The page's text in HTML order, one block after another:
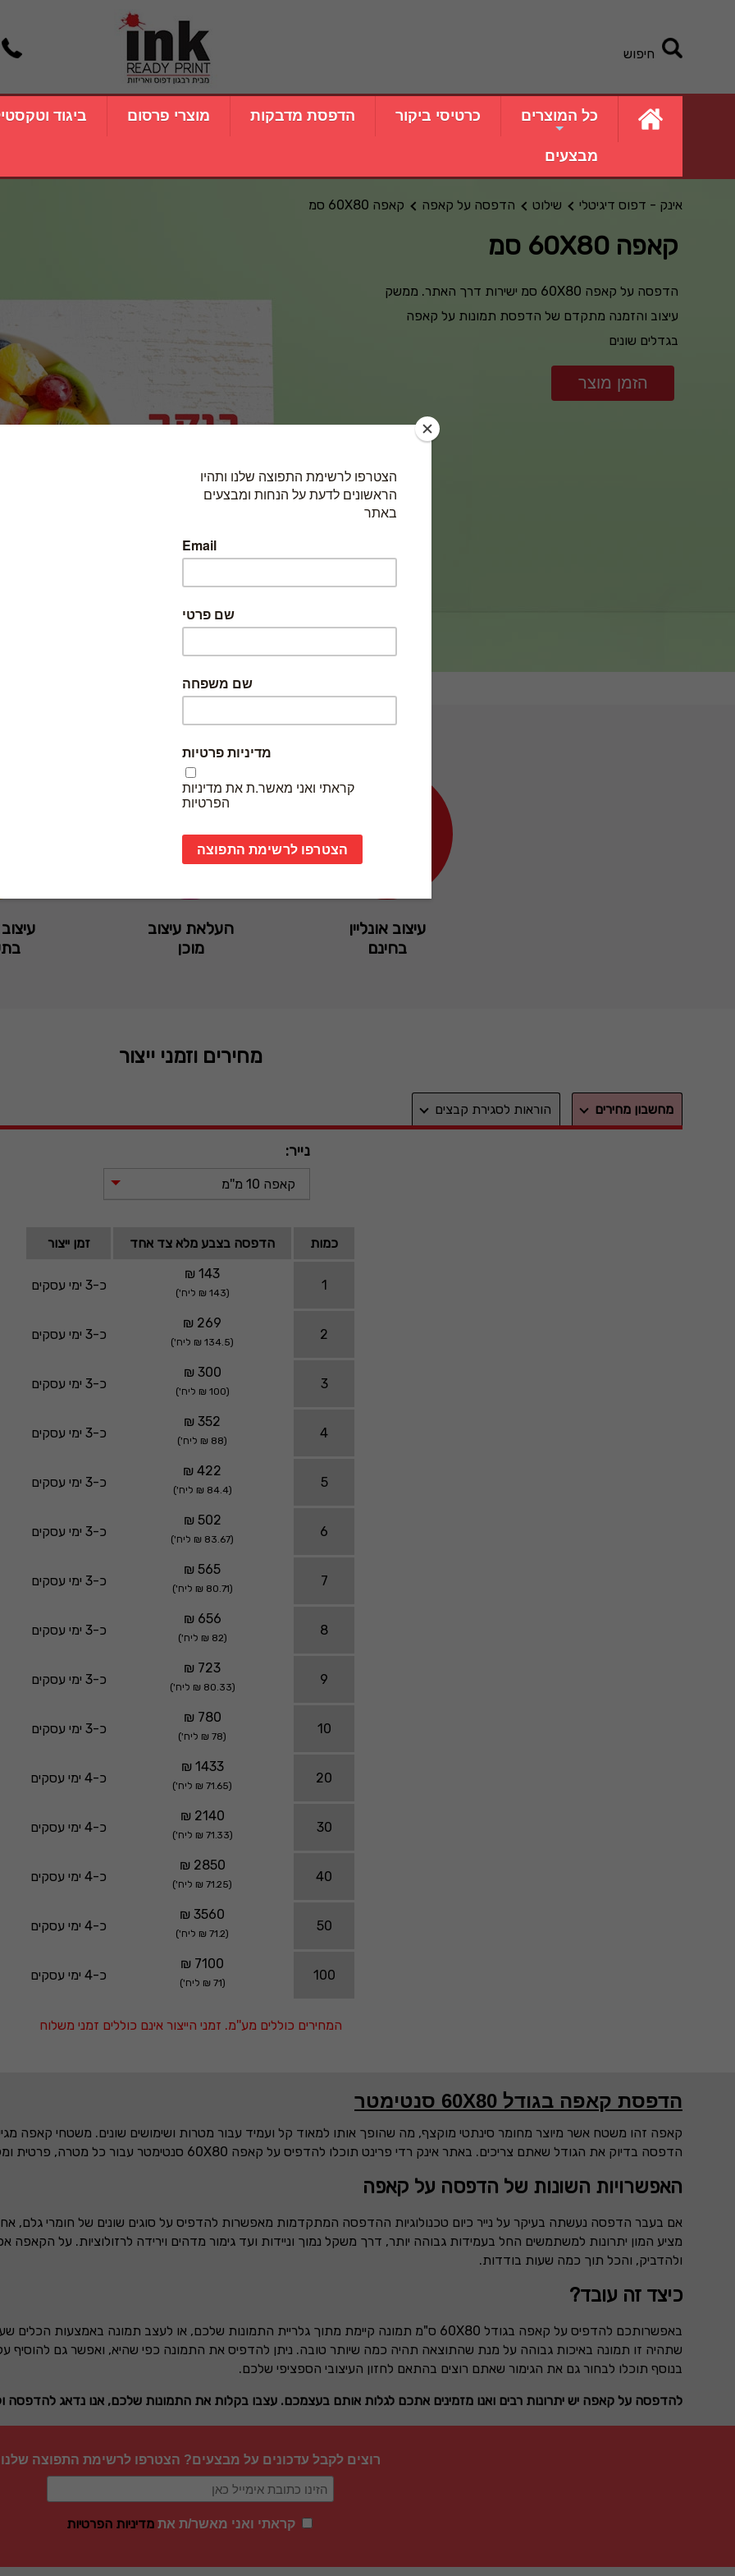
חיפוש
כל המוצרים כרטיסי ביקור הדפסת מדבקות מוצרי פרסום ביגוד
מבצעים
אינק - דפוס דיגיטלי שילוט הדפסה על קאפה קאפה 60X80 סמ
קאפה 60X80 סמ
הדפסה על קאפה 60X80 סמ ישירות דרך האתר. ממשק
עיצוב והזמנה מתקדם של הדפסת תמונות על קאפה
בגדלים שונים
הזמן מוצר
כדי להזמין, בחרו באחת האפשרויות הבאות:
עיצוב אונליין
בחינם
העלאת עיצוב
מוכן
מחירים וזמני ייצור
מחשבון מחירים הוראות לסגירת קבצים
נייר:
קאפה 10 מ''מ
כמות הדפסה בצבע מלא צד אחד זמן ייצור
1
143 ₪
(143 ₪ ליח') כ-3 ימי עסקים
2
269 ₪
(134.5 ₪ ליח') כ-3 ימי עסקים
3
300 ₪
(100 ₪ ליח') כ-3 ימי עסקים
4
352 ₪
(88 ₪ ליח') כ-3 ימי עסקים
5
422 ₪
(84.4 ₪ ליח') כ-3 ימי עסקים
6
502 ₪
(83.67 ₪ ליח') כ-3 ימי עסקים
7
565 ₪
(80.71 ₪ ליח') כ-3 ימי עסקים
8
656 ₪
(82 ₪ ליח') כ-3 ימי עסקים
9
723 ₪
(80.33 ₪ ליח') כ-3 ימי עסקים
10
780 ₪
(78 ₪ ליח') כ-3 ימי עסקים
20
1433 ₪
(71.65 ₪ ליח') כ-4 ימי עסקים
30
2140 ₪
(71.33 ₪ ליח') כ-4 ימי עסקים
40
2850 ₪
(71.25 ₪ ליח') כ-4 ימי עסקים
50
3560 ₪
(71.2 ₪ ליח') כ-4 ימי עסקים
100
7100 ₪
(71 ₪ ליח') כ-4 ימי עסקים
המחירים כוללים מע''מ. זמני הייצור אינם כוללים זמני משלוח
הדפסת קאפה בגודל 60X80 סנטימטר
קאפה זהו משטח אשר מיוצר מחומר סינתטי מוקצף, מה שהופך אותו למאוד קל ועמיד עבור מטרות ושימושים שונים. משטחי קאפה
הדפסה בדיוק את הגודל שאתם צריכים. באתר אינק רדי פרינט תוכלו להדפיס על קאפה 60X80 סנטימטר עבור כל מטרה, פרטית
האפשרויות השונות של הדפסה על קאפה
אם בעבר הדפסה נעשתה בעיקר על נייר כיום טכנולוגיות ההדפסה המתקדמות מאפשרות להדפיס על סוגים שונים של חומרי
מציע המון יתרונות למשתמשים החל בעמידות גבוהה יותר, דרך משקל נמוך וניידות ועד גימור מדהים וירידה לרזולוציות. על הקאפה
ולהדביק, והכל תוך כמה שעות בודדות.
כיצד זה עובד?
באפשרותכם להדפיס על קאפה בגודל 60X80 ס"מ תמונה קיימת מתוך גלריית התמונות שלכם, או לעצב תמונה באמצעות הכלים
שתהיה זו תמונה באיכות גבוהה על מנת שהתוצאה תהיה כמה שיותר טובה. ניתן להדפיס את התמונה כפי שהיא, ואפשר גם להוסיף
בנוסף תוכלו לבחור גם את הגימור שאתם רוצים בהתאם לחזון העיצובי הספציפי שלכם.
להדפסה על קאפה יש יתרונות רבים ואנו מזמינים אתכם לגלות אותם בעצמכם. עצבו בקלות את התמונות שלכם, אנו נדאג להדפסה
רוצים לקבל עדכונים על מבצעים? הצטרפו לרשימת התפוצה שלנו
קראתי ואני מאשר/ת אתמדיניות הפרטיות